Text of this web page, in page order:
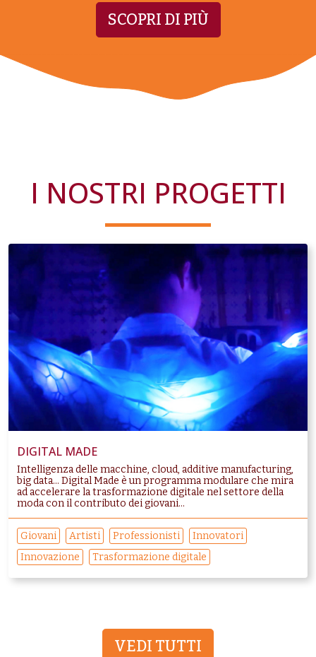
SCOPRI DI PIÙ
I NOSTRI PROGETTI
DIGITAL MADE
Intelligenza delle macchine, cloud, additive manufacturing,
big data… Digital Made è un programma modulare che mira
ad accelerare la trasformazione digitale nel settore della
moda con il contributo dei giovani...
Giovani Artisti Professionisti
Innovatori
Innovazione
Trasformazione digitale
VEDI TUTTI